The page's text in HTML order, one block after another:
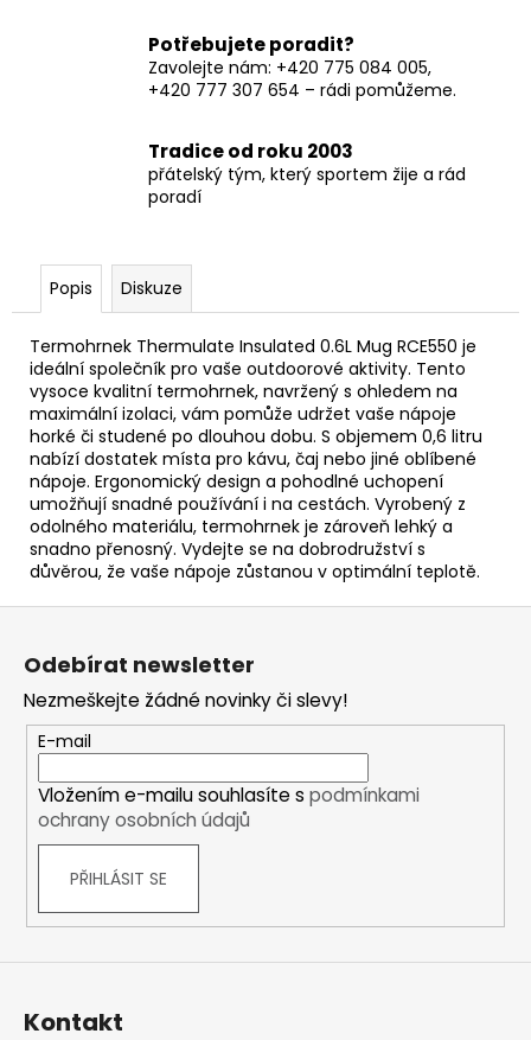
Potřebujete poradit?
Zavolejte nám: +420 775 084 005,
+420 777 307 654 – rádi pomůžeme.
Tradice od roku 2003
přátelský tým, který sportem žije a rád
poradí
Popis Diskuze
Termohrnek Thermulate Insulated 0.6L Mug RCE550 je
ideální společník pro vaše outdoorové aktivity. Tento
vysoce kvalitní termohrnek, navržený s ohledem na
maximální izolaci, vám pomůže udržet vaše nápoje
horké či studené po dlouhou dobu. S objemem 0,6 litru
nabízí dostatek místa pro kávu, čaj nebo jiné oblíbené
nápoje. Ergonomický design a pohodlné uchopení
umožňují snadné používání i na cestách. Vyrobený z
odolného materiálu, termohrnek je zároveň lehký a
snadno přenosný. Vydejte se na dobrodružství s
důvěrou, že vaše nápoje zůstanou v optimální teplotě.
Z
Odebírat newsletter
Nezmeškejte žádné novinky či slevy!
E-mail
Vložením e-mailu souhlasíte s podmínkami
ochrany osobních údajů
PŘIHLÁSIT SE
Kontakt